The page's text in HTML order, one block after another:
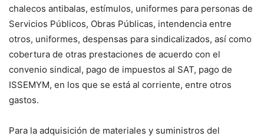
chalecos antibalas, estímulos, uniformes para personas de
Servicios Públicos, Obras Públicas, intendencia entre
otros, uniformes, despensas para sindicalizados, así como
cobertura de otras prestaciones de acuerdo con el
convenio sindical, pago de impuestos al SAT, pago de
ISSEMYM, en los que se está al corriente, entre otros
gastos.
Para la adquisición de materiales y suministros del